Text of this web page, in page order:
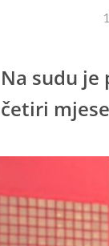
Na sudu je
četiri